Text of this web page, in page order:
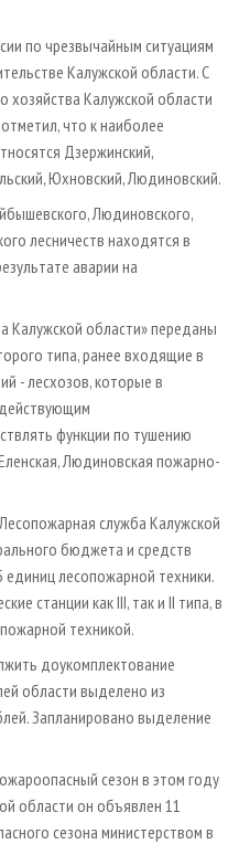
ПЛИТпо чрезвычайным ситуациям
Калужской области. С
хозяйства Калужской области
что к наиболее
Дзержинский,
Юхновский, Людиновский.
Людиновского,
лесничеств находятся в
аварии на
Калужской области» переданы
типа, ранее входящие в
- лесхозов, которые в
функции по тушению
Людиновская пожарно-
служба Калужской
бюджета и средств
лесопожарной техники.
станции как III, так и II типа, в
техникой.
доукомплектование
области выделено из
Запланировано выделение
сезон в этом году
области он объявлен 11
сезона министерством в